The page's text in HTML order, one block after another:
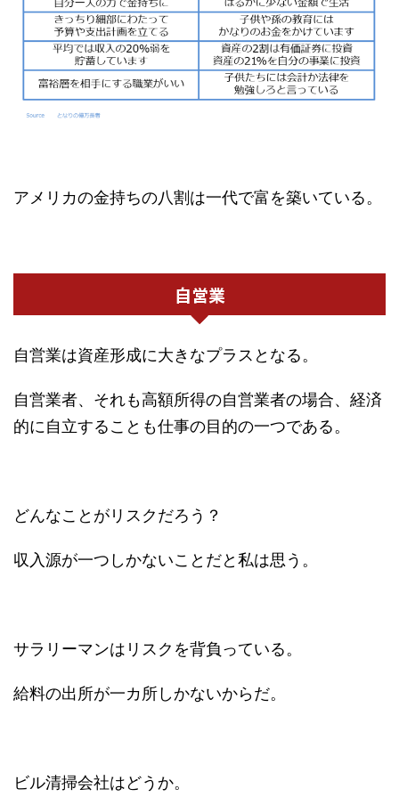
アメリカの金持ちの八割は一代で富を築いている。
自営業
自営業は資産形成に大きなプラスとなる。
自営業者、それも高額所得の自営業者の場合、経済
的に自立することも仕事の目的の一つである。
どんなことがリスクだろう？
収入源が一つしかないことだと私は思う。
サラリーマンはリスクを背負っている。
給料の出所が一カ所しかないからだ。
ビル清掃会社はどうか。